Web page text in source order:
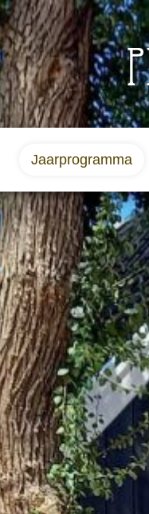
Jaarprogramma